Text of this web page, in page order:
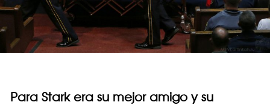
Para Stark era su mejor amigo y su